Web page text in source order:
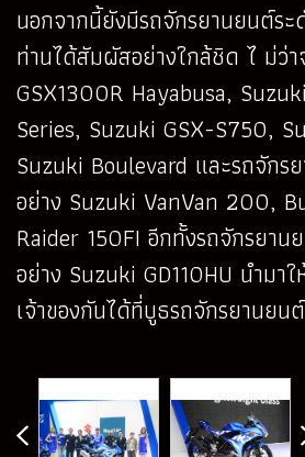
นอกจากนี้ยังมีรถจักรยานยนต์ร
ท่านได้สัมผัสอย่างใกล้ชิด ไ ม่ว่
GSX1300R Hayabusa,
Series, Suzuki GSX-S750,
Suzuki Boulevard และรถจักร
อย่าง Suzuki VanVan 200,
Raider 150FI อีกทั้งรถจักรยาน
อย่าง Suzuki GD110HU นำมา
เจ้าของกันได้ที่บูธรถจักรยานยน